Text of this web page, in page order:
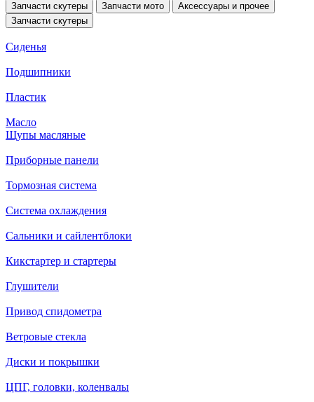
Запчасти скутеры Запчасти мото
Аксессуары и прочее
Запчасти скутеры
Сиденья
Подшипники
Пластик
Масло
Щупы масляные
Приборные панели
Тормозная система
Система охлаждения
Сальники и сайлентблоки
Кикстартер и стартеры
Глушители
Привод спидометра
Ветровые стекла
Диски и покрышки
ЦПГ, головки, коленвалы